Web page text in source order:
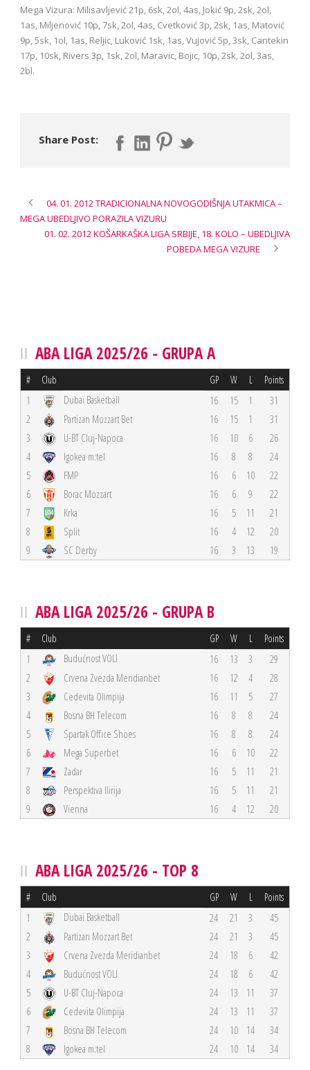
Mega Vizura: Milisavljević 21p, 6sk, 2ol, 4as, Jokić 9p, 2sk, 2ol,
1as, Miljenović 10p, 7sk, 2ol, 4as, Cvetković 3p, 2sk, 1as, Matović
9p, 5sk, 1ol, 1as, Reljic, Luković 1sk, 1as, Vujović 5p, 3sk, Cantekin
17p, 10sk, Rivers 3p, 1sk, 2ol, Maravic, Bojic, 10p, 2sk, 2ol, 3as,
2bl.
Share Post:
04. 01. 2012 TRADICIONALNA NOVOGODIŠNJA UTAKMICA –
MEGA UBEDLJIVO PORAZILA VIZURU
01. 02. 2012 KOŠARKAŠKA LIGA SRBIJE, 18. KOLO – UBEDLJIVA
POBEDA MEGA VIZURE
ABA LIGA 2025/26 - GRUPA A
# Club GP W L Points
1 Dubai Basketball 16 15 1
31
2
Partizan Mozzart Bet 16 15 1
31
3
U-BT Cluj-Napoca 16 10 6
26
4
Igokea m:tel 16 8 8
24
5
FMP 16 6 10
22
6
Borac Mozzart 16 6 9
22
7
Krka 16 5 11
21
8
Split 16 4 12
20
9
SC Derby 16 3 13 19
ABA LIGA 2025/26 - GRUPA B
# Club GP W L Points
1 Budućnost VOLI 16 13 3
29
2
Crvena Zvezda Meridianbet 16 12 4
28
3
Cedevita Olimpija 16 11 5
27
4
Bosna BH Telecom 16 8 8
24
5
Spartak Office Shoes 16 8 8
24
6
Mega Superbet 16 6 10
22
7
Zadar 16 5 11
21
8
Perspektiva Ilirija 16 5 11
21
9
Vienna 16 4 12 20
ABA LIGA 2025/26 - TOP 8
# Club GP W L Points
1 Dubai Basketball 24 21 3
45
2
Partizan Mozzart Bet 24 21 3
45
3
Crvena Zvezda Meridianbet 24 18 6
42
4
Budućnost VOLI 24 18 6
42
5
U-BT Cluj-Napoca 24 13 11
37
6
Cedevita Olimpija 24 13 11
37
7
Bosna BH Telecom 24 10 14
34
8
Igokea m:tel 24 10 14 34